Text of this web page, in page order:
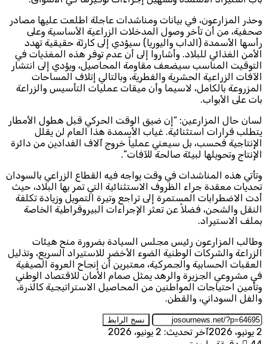
​وحذر المزارعون، في بيانات ومناشدات عاجلة اطلعت عليها مصادر
صحفية، من أن تأخر وصول المدخلات الزراعية الأساسية وعلى
رأسها الأسمدة (الداب واليوريا) سيؤدي إلى كارثة حقيقية تهدد
الأمن الغذائي للبلاد. وأشاروا إلى أن عدم توفر هذه المغذيات في
التوقيت المناسب سيضعف مقاومة المحاصيل، ويؤدي إلى انتشار
الآفات الزراعية الحشرية والفطرية، وبالتالي إتلاف المساحات
المزروعة بالكامل، لاسيما وأن ميقات عمليات التأسيس والزراعة
بات على الأبواب.
​لسان حال المزارعين: “إن ضيق الوقت الحركي قبل هطول الأمطار
يتطلب قرارات استثنائية. غياب الأسمدة هذا العام لن يقلل
الإنتاجية فحسب، بل سيعني عملياً خروج آلاف الفدادين من دائرة
الإنتاج وتحويلها لبيئة صالحة للآفات”.
​وتأتي هذه المناشدات في وقت يواجه فيه القطاع الزراعي بالسودان
تحديات معقدة جراء الظروف الاستثنائية التي تمر بها البلاد، حيث
أدت الاضطرابات المستمرة إلى تراجع وتيرة التمويل وزيادة تكلفة
النقل والشحن، فضلاً عن تعثر الإجراءات البيروقراطية الخاصة
بملف الاستيراد.
​وطالب المزارعون رئيس مجلس السيادة بضرورة منح هيئات
الزراعة والشركات الوطنية الضوء الأخضر للاستيراد السريع، وتذليل
العقبات الحسابية والجمركية، معتبرين أن إنجاح العروة الصيفية
في مشروعي الجزيرة والرهد يمثل صمام الأمان للاقتصاد الوطني
وتأمين احتياجات المواطنين من المحاصيل الاستراتيجية كالذرة،
والفل السوداني، والقطن.
نسخ الرابط
2 يونيو، 2026
آخر تحديث: 2 يونيو، 2026